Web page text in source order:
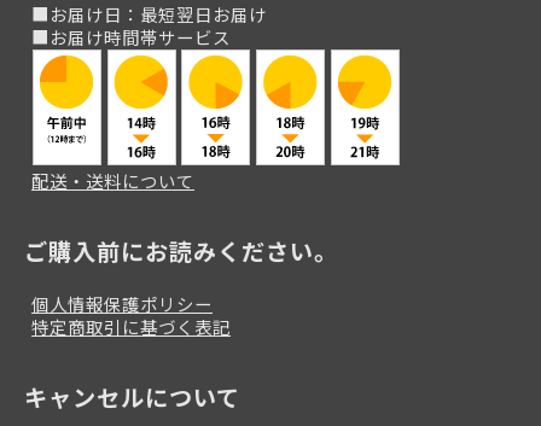
■お届け日：最短翌日お届け
■お届け時間帯サービス
配送・送料について
ご購入前にお読みください。
個人情報保護ポリシー
特定商取引に基づく表記
キャンセルについて